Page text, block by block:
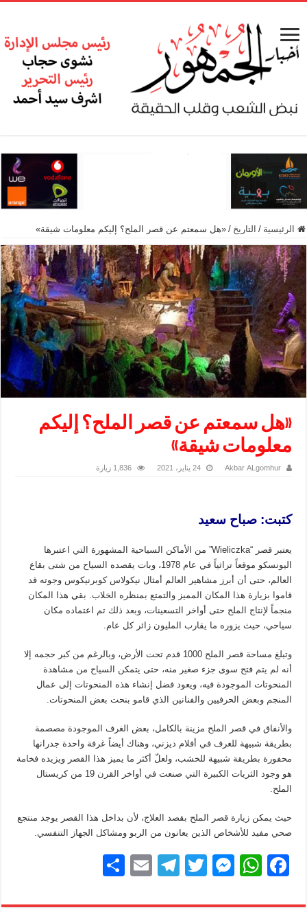
الرئيسية / التاريخ / «هل سمعتم عن قصر الملح؟ إليكم معلومات شيقة»
«هل سمعتم عن قصر الملح؟ إليكم
معلومات شيقة»
Akbar ALgomhur 24 يناير، 2021 1,836 زيارة
كتبت: صباح سعيد
يعتبر قصر “Wieliczka” من الأماكن السياحية المشهورة التي اعتبرها
اليونسكو موقعاً تراثياً في عام 1978، وبات يقصده السياح من شتى بقاع
العالم، حتى أن أبرز مشاهير العالم أمثال نيكولاس كوبرنيكوس وجوته قد
قاموا بزيارة هذا المكان المميز والتمتع بمنظره الخلاب. بقي هذا المكان
منجماً لإنتاج الملح حتى أواخر التسعينات، وبعد ذلك تم اعتماده مكان
سياحي، حيث يزوره ما يقارب المليون زائر كل عام.
وتبلغ مساحة قصر الملح 1000 قدم تحت الأرض، وبالرغم من كبر حجمه إلا
أنه لم يتم فتح سوى جزء صغير منه، حتى يتمكن السياح من مشاهدة
المنحوتات الموجودة فيه، ويعود فضل إنشاء هذه المنحوتات إلى عمال
المنجم وبعض الحرفيين والفنانين الذي قامو بنحت بعض المنحوتات.
والأنفاق في قصر الملح مزينة بالكامل، بعض الغرف الموجودة مصصمة
بطريقة شبيهة للغرف في أفلام ديزني، وهناك أيضاً غرفة واحدة جدرانها
محفورة بطريقة شبيهة للخشب، ولعلّ أكثر ما يميز هذا القصر ويزيده فخامة
هو وجود الثريات الكبيرة التي صنعت في أواخر القرن 19 من كريستال
الملح.
حيث يمكن زيارة قصر الملح بقصد العلاج، لأن بداخل هذا القصر يوجد منتجع
صحي مفيد للأشخاص الذين يعانون من الربو ومشاكل الجهاز التنفسي.
F
c
W
at
M
ss
T
tt
T
e
E
ail
ar